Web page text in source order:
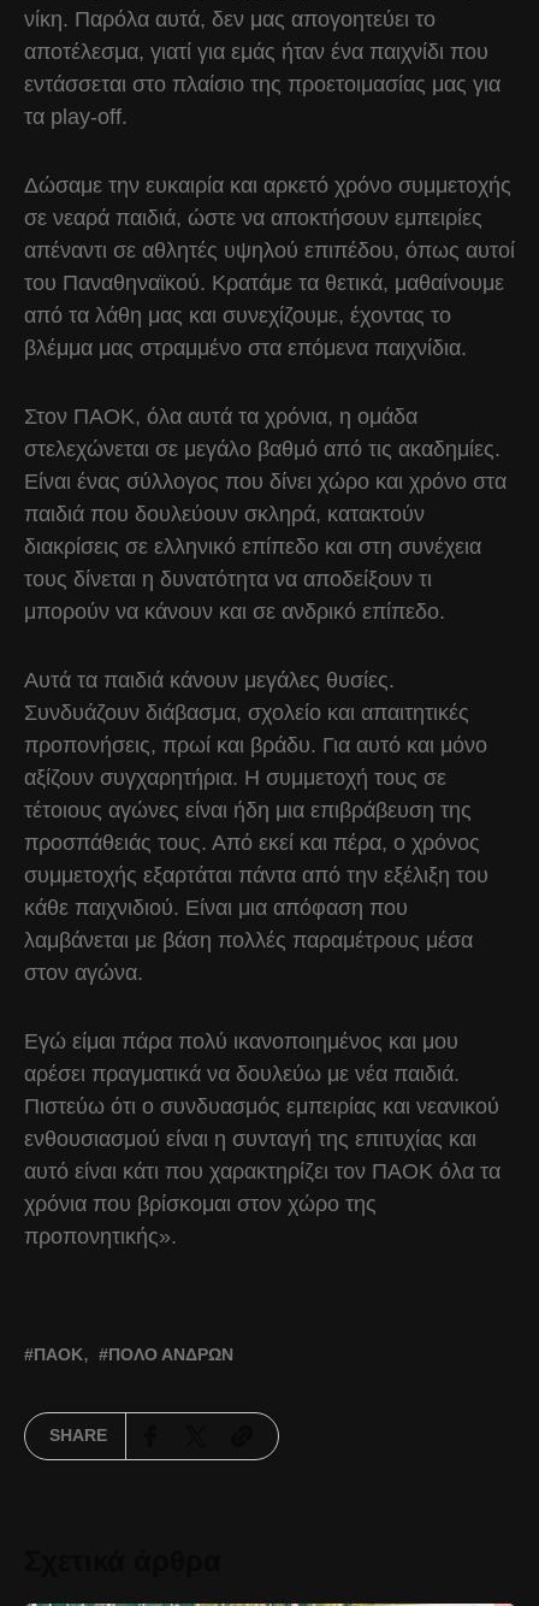
νίκη. Παρόλα αυτά, δεν μας απογοητεύει το
αποτέλεσμα, γιατί για εμάς ήταν ένα παιχνίδι που
εντάσσεται στο πλαίσιο της προετοιμασίας μας για
τα play-off.
Δώσαμε την ευκαιρία και αρκετό χρόνο συμμετοχής
σε νεαρά παιδιά, ώστε να αποκτήσουν εμπειρίες
απέναντι σε αθλητές υψηλού επιπέδου, όπως αυτοί
του Παναθηναϊκού. Κρατάμε τα θετικά, μαθαίνουμε
από τα λάθη μας και συνεχίζουμε, έχοντας το
βλέμμα μας στραμμένο στα επόμενα παιχνίδια.
Στον ΠΑΟΚ, όλα αυτά τα χρόνια, η ομάδα
στελεχώνεται σε μεγάλο βαθμό από τις ακαδημίες.
Είναι ένας σύλλογος που δίνει χώρο και χρόνο στα
παιδιά που δουλεύουν σκληρά, κατακτούν
διακρίσεις σε ελληνικό επίπεδο και στη συνέχεια
τους δίνεται η δυνατότητα να αποδείξουν τι
μπορούν να κάνουν και σε ανδρικό επίπεδο.
Αυτά τα παιδιά κάνουν μεγάλες θυσίες.
Συνδυάζουν διάβασμα, σχολείο και απαιτητικές
προπονήσεις, πρωί και βράδυ. Για αυτό και μόνο
αξίζουν συγχαρητήρια. Η συμμετοχή τους σε
τέτοιους αγώνες είναι ήδη μια επιβράβευση της
προσπάθειάς τους. Από εκεί και πέρα, ο χρόνος
συμμετοχής εξαρτάται πάντα από την εξέλιξη του
κάθε παιχνιδιού. Είναι μια απόφαση που
λαμβάνεται με βάση πολλές παραμέτρους μέσα
στον αγώνα.
Εγώ είμαι πάρα πολύ ικανοποιημένος και μου
αρέσει πραγματικά να δουλεύω με νέα παιδιά.
Πιστεύω ότι ο συνδυασμός εμπειρίας και νεανικού
ενθουσιασμού είναι η συνταγή της επιτυχίας και
αυτό είναι κάτι που χαρακτηρίζει τον ΠΑΟΚ όλα τα
χρόνια που βρίσκομαι στον χώρο της
προπονητικής».
ΠΑΟΚ ΠΌΛΟ ΑΝΔΡΏΝ
SHARE